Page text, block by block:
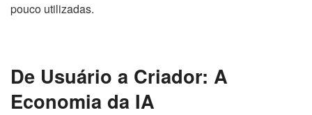
pouco utilizadas.
De Usuário a Criador: A
Economia da IA